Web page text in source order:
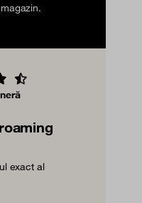
exact al